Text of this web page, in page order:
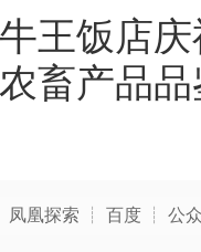
王饭店
畜产品
凤凰探索 ┊ 百度 ┊ 公